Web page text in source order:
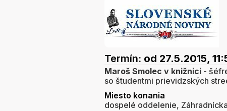
Termín: od 27.5.2015,
Maroš Smolec v knižnici -
so študentmi prievidzských
Miesto konania
dospelé oddelenie,